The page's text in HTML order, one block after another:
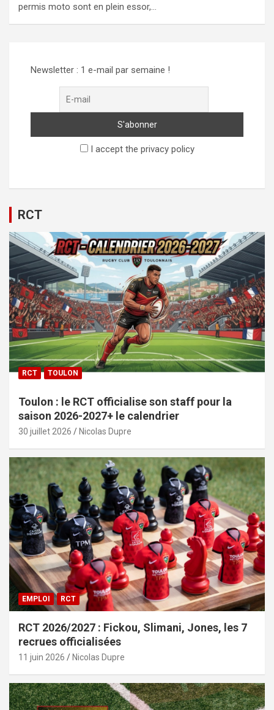
permis moto sont en plein essor,…
Newsletter : 1 e-mail par semaine !
I accept the privacy policy
RCT
RCT TOULON
Toulon : le RCT officialise son staff pour la
saison 2026-2027+ le calendrier
30 juillet 2026 Nicolas Dupre
EMPLOI RCT
RCT 2026/2027 : Fickou, Slimani, Jones, les 7
recrues officialisées
11 juin 2026 Nicolas Dupre